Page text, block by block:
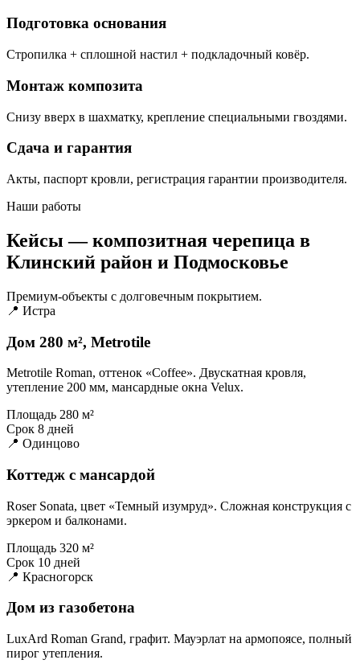
Подготовка основания
Стропилка + сплошной настил + подкладочный ковёр.
Монтаж композита
Снизу вверх в шахматку, крепление специальными гвоздями.
Сдача и гарантия
Акты, паспорт кровли, регистрация гарантии производителя.
Наши работы
Кейсы — композитная черепица в
Клинский район и Подмосковье
Премиум-объекты с долговечным покрытием.
📍 Истра
Дом 280 м², Metrotile
Metrotile Roman, оттенок «Coffee». Двускатная кровля,
утепление 200 мм, мансардные окна Velux.
Площадь 280 м²
Срок 8 дней
📍 Одинцово
Коттедж с мансардой
Roser Sonata, цвет «Темный изумруд». Сложная конструкция с
эркером и балконами.
Площадь 320 м²
Срок 10 дней
📍 Красногорск
Дом из газобетона
LuxArd Roman Grand, графит. Мауэрлат на армопоясе, полный
пирог утепления.